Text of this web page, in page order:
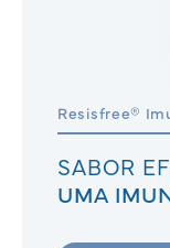
Resisfree®
SABOR
UMA